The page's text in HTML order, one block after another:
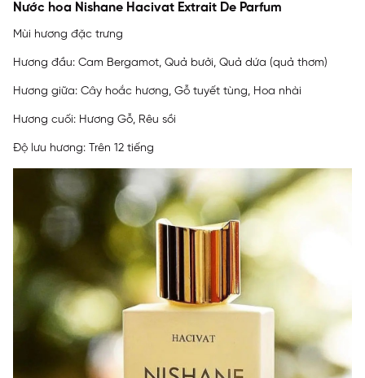
Nước hoa Nishane Hacivat Extrait De Parfum
Mùi hương đặc trưng
Hương đầu: Cam Bergamot, Quả bưởi, Quả dứa (quả thơm)
Hương giữa: Cây hoắc hương, Gỗ tuyết tùng, Hoa nhài
Hương cuối: Hương Gỗ, Rêu sồi
Độ lưu hương: Trên 12 tiếng